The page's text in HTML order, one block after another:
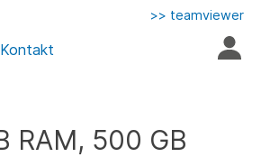
Kontakt
>> teamviewer
RAM, 500 GB